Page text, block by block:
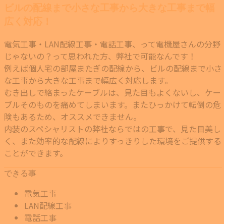
ビルの配線まで小さな工事から大きな工事まで幅
広く対応！
電気工事・LAN配線工事・電話工事、って電機屋さんの分野
じゃないの？って思われた方、弊社で可能なんです！
例えば個人宅の部屋またぎの配線から、ビルの配線まで小さ
な工事から大きな工事まで幅広く対応します。
むき出しで絡まったケーブルは、見た目もよくないし、ケー
ブルそのものを痛めてしまいます。またひっかけて転倒の危
険もあるため、オススメできません。
内装のスペシャリストの弊社ならではの工事で、見た目美し
く、また効率的な配線によりすっきりした環境をご提供する
ことができます。
できる事
電気工事
LAN配線工事
電話工事